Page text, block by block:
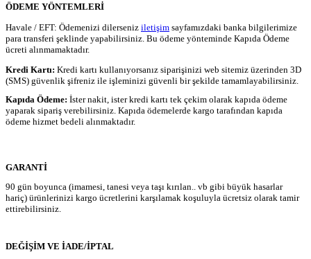
ÖDEME YÖNTEMLERİ
Havale / EFT: Ödemenizi dilerseniz iletişim sayfamızdaki banka bilgilerimize
para transferi şeklinde yapabilirsiniz. Bu ödeme yönteminde Kapıda Ödeme
ücreti alınmamaktadır.
Kredi Kartı: Kredi kartı kullanıyorsanız siparişinizi web sitemiz üzerinden 3D
(SMS) güvenlik şifreniz ile işleminizi güvenli bir şekilde tamamlayabilirsiniz.
Kapıda Ödeme: İster nakit, ister kredi kartı tek çekim olarak kapıda ödeme
yaparak sipariş verebilirsiniz. Kapıda ödemelerde kargo tarafından kapıda
ödeme hizmet bedeli alınmaktadır.
GARANTİ
90 gün boyunca (imamesi, tanesi veya taşı kırılan.. vb gibi büyük hasarlar
hariç) ürünlerinizi kargo ücretlerini karşılamak koşuluyla ücretsiz olarak tamir
ettirebilirsiniz.
DEĞİŞİM VE İADE/İPTAL